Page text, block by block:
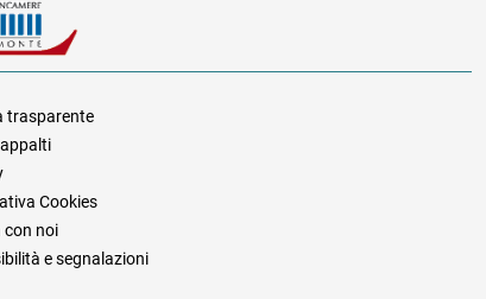
trasparente
Cookies
con noi
e segnalazioni